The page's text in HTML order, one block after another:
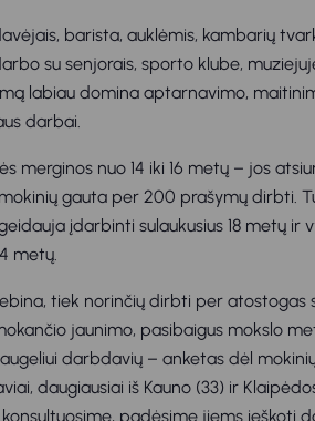
barista, auklėmis, kambarių
su senjorais, sporto klube,
labiau domina aptarnavimo,
darbai.
merginos nuo 14 iki 16 metų – jos
gauta per 200 prašymų dirbti.
įdarbinti sulaukusius 18 metų ir
metų.
tiek norinčių dirbti per atostogas
jaunimo, pasibaigus mokslo
darbdavių – anketas dėl
daugiausiai iš Kauno (33) ir
padėsime jiems ieškoti